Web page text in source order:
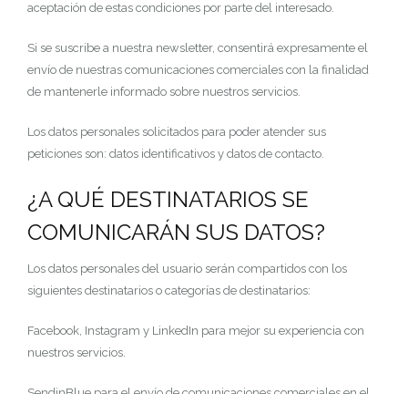
aceptación de estas condiciones por parte del interesado.
Si se suscribe a nuestra newsletter, consentirá expresamente el
envío de nuestras comunicaciones comerciales con la finalidad
de mantenerle informado sobre nuestros servicios.
Los datos personales solicitados para poder atender sus
peticiones son: datos identificativos y datos de contacto.
¿A QUÉ DESTINATARIOS SE
COMUNICARÁN SUS DATOS?
Los datos personales del usuario serán compartidos con los
siguientes destinatarios o categorías de destinatarios:
Facebook, Instagram y LinkedIn para mejor su experiencia con
nuestros servicios.